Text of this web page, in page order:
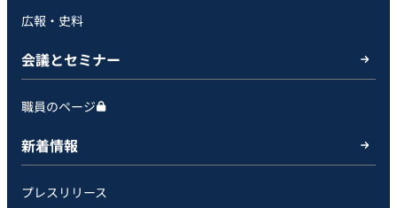
広報・史料
会議とセミナー
職員のページ
新着情報
プレスリリース